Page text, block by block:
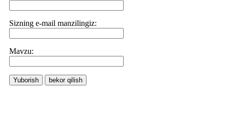
Sizning e-mail manzilingiz:
Маvzu:
Yuborish bekor qilish